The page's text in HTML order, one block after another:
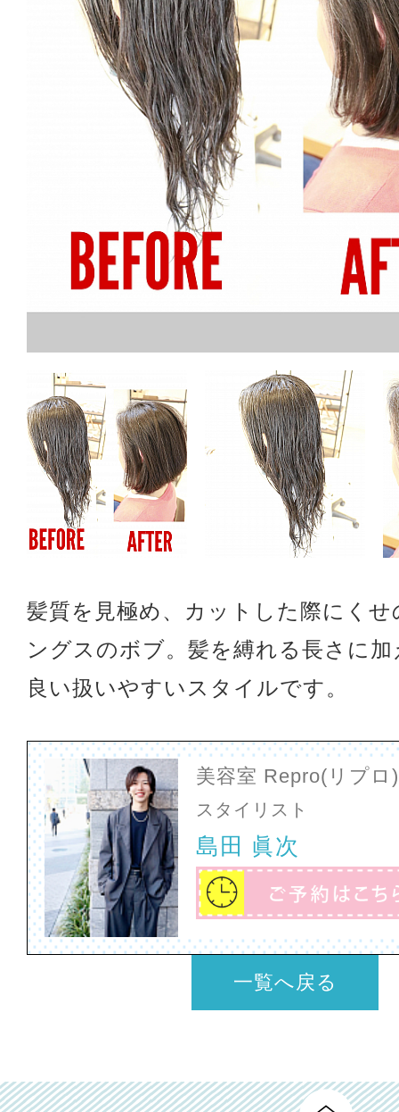
髪質を見極め、カットした際にく
ングスのボブ。髪を縛れる長さに
良い扱いやすいスタイルです。
美容室 Repro(リプ
スタイリスト
島田 眞次
一覧へ戻る